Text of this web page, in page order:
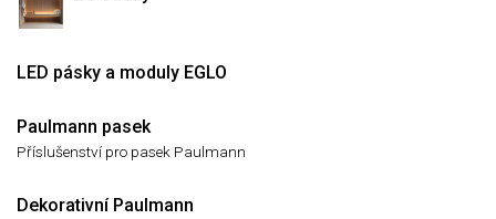
LED pásky a moduly EGLO
Paulmann pasek
Příslušenství pro pasek Paulmann
Dekorativní Paulmann